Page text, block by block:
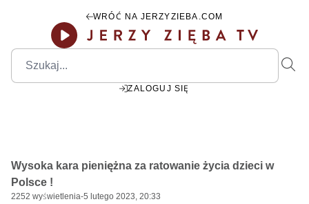
WRÓĆ NA JERZYZIEBA.COM
ZALOGUJ SIĘ
Play
Wysoka kara pieniężna za ratowanie życia dzieci w
Polsce !
2252 wyświetlenia-5 lutego 2023, 20:33